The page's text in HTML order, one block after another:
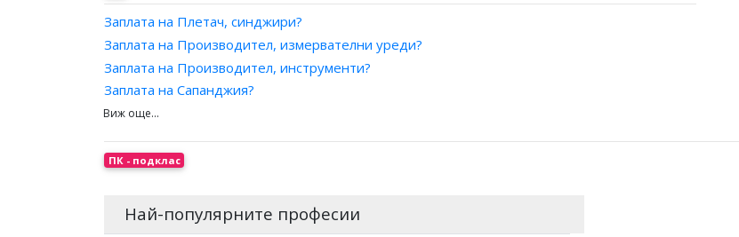
Заплата на Плетач, синджири?
Заплата на Производител, измервателни уреди?
Заплата на Производител, инструменти?
Заплата на Сапанджия?
Заплата на Шлосер, корабен?
Заплата на Инструменталчик?
Заплата на Матричар?
Заплата на Матричар, катодни основи?
ПК - подклас
Най-популярните професии